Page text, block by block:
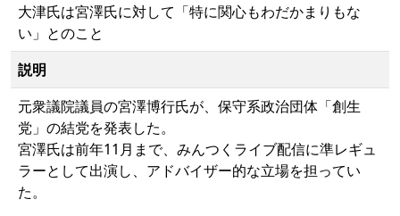
大津氏は宮澤氏に対して「特に関心もわだかまりもな
い」とのこと
説明
元衆議院議員の宮澤博行氏が、保守系政治団体「創生
党」の結党を発表した。
宮澤氏は前年11月まで、みんつくライブ配信に準レギュ
ラーとして出演し、アドバイザー的な立場を担ってい
た。